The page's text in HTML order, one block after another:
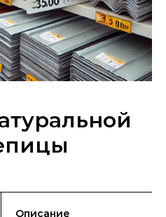
Описание